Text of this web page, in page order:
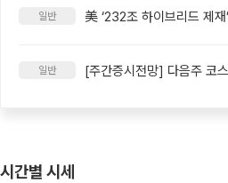
일반 美 ‘232조 하이브리드 제
일반
시간별 시세